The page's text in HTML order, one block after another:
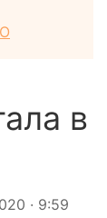
в
· 9:59